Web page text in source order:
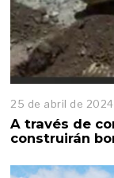
25 de abril de 2024
A través de
construirán